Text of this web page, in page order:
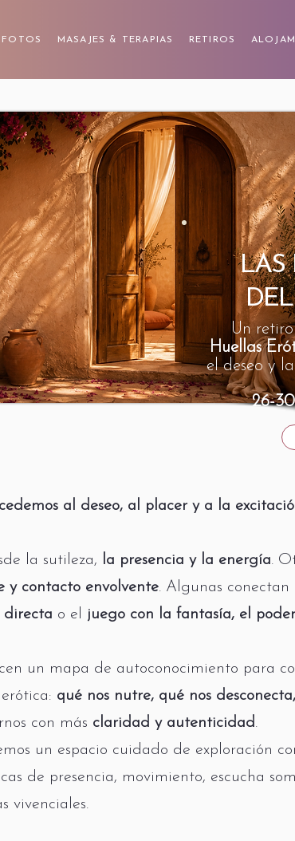
FOTOS MASAJES & TERAPIAS RETIROS
LAS
DEL
Un
Huellas
el deseo y
26-
al deseo, al placer y a la
la sutileza, la presencia y la energía.
y contacto envolvente. Algunas conectan
directa o el juego con la fantasía, el
un mapa de autoconocimiento para
qué nos nutre, qué nos
con más claridad y autenticidad.
un espacio cuidado de exploración
de presencia, movimiento, escucha
vivenciales.